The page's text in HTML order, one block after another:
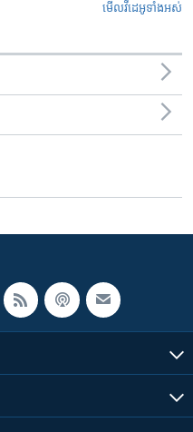
មើល​វីដេអូ​ទាំង​អស់